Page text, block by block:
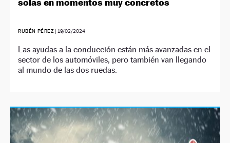
solas en momentos muy concretos
RUBÉN PÉREZ | 19/02/2024
Las ayudas a la conducción están más avanzadas en el
sector de los automóviles, pero también van llegando
al mundo de las dos ruedas.